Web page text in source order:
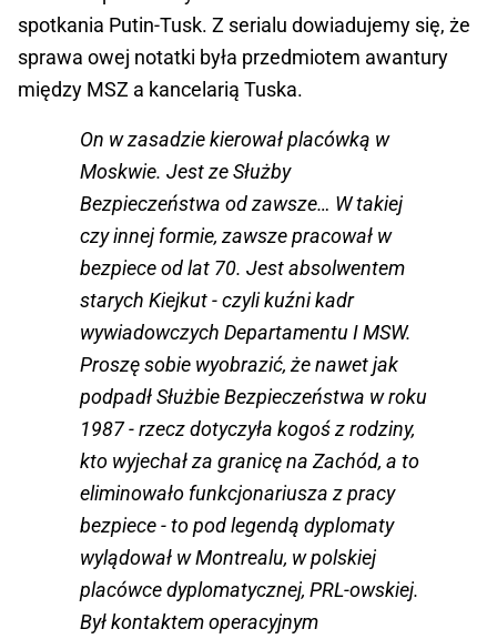
spotkania Putin-Tusk. Z serialu dowiadujemy się, że
sprawa owej notatki była przedmiotem awantury
między MSZ a kancelarią Tuska.
On w zasadzie kierował placówką w
Moskwie. Jest ze Służby
Bezpieczeństwa od zawsze… W takiej
czy innej formie, zawsze pracował w
bezpiece od lat 70. Jest absolwentem
starych Kiejkut - czyli kuźni kadr
wywiadowczych Departamentu I MSW.
Proszę sobie wyobrazić, że nawet jak
podpadł Służbie Bezpieczeństwa w roku
1987 - rzecz dotyczyła kogoś z rodziny,
kto wyjechał za granicę na Zachód, a to
eliminowało funkcjonariusza z pracy
bezpiece - to pod legendą dyplomaty
wylądował w Montrealu, w polskiej
placówce dyplomatycznej, PRL-owskiej.
Był kontaktem operacyjnym